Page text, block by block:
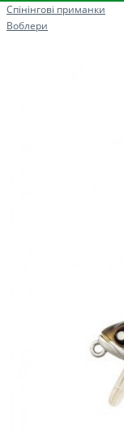
Спінінгові приманки
Воблери